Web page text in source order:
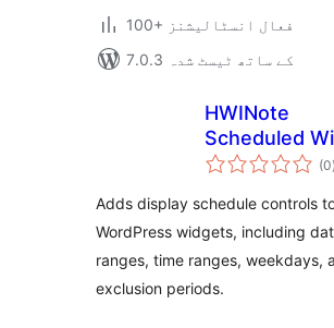
100+ فعال انسٹالیشنز
7.0.3 کے ساتھ ٹیسٹ شدہ
HWINote
Scheduled
Display
(0)
Adds display schedule controls
WordPress widgets, including
ranges, time ranges, weekdays,
exclusion periods.